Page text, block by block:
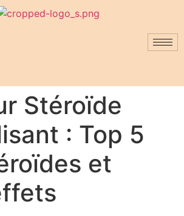
Stéroïde
: Top 5
et